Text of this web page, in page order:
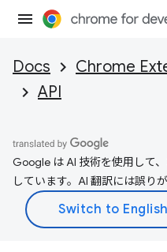
Docs Chrome
API
Google は AI 技術を使用して
しています。AI 翻訳には誤り